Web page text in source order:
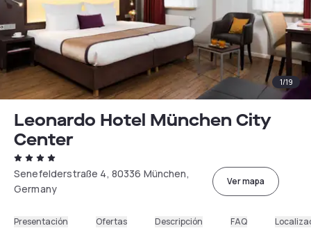
1/19
Leonardo Hotel München City
Center
Senefelderstraße 4, 80336 München,
Germany
Ver mapa
Presentación Ofertas Descripción FAQ